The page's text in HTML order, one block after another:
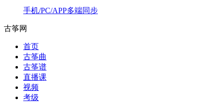
手机/PC/APP多端同步
古筝网
首页
古筝曲
古筝谱
直播课
视频
考级